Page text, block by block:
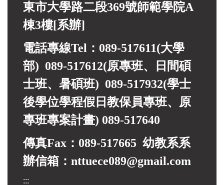
東市大學路二段369號師範學院A
棟3樓[系辦]
電話專線Tel：089-517611(大學
部) 089-517612(原專班、日間碩
士班、暑碩班) 089-517932(學士
後學位學程假日教保員專班、 原
專班專案計畫) 089-517640
傳真Fax：089-517665 幼教系系
辦信箱：nttuece089@gmail.com
:::